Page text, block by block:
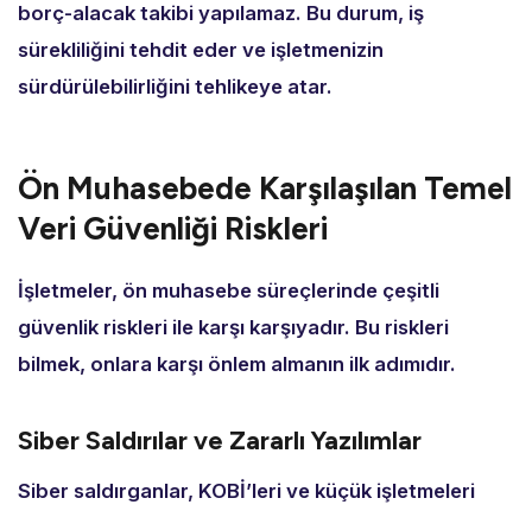
borç-alacak takibi yapılamaz. Bu durum, iş
sürekliliğini tehdit eder ve işletmenizin
sürdürülebilirliğini tehlikeye atar.
Ön Muhasebede Karşılaşılan Temel
Veri Güvenliği Riskleri
İşletmeler, ön muhasebe süreçlerinde çeşitli
güvenlik riskleri ile karşı karşıyadır. Bu riskleri
bilmek, onlara karşı önlem almanın ilk adımıdır.
Siber Saldırılar ve Zararlı Yazılımlar
Siber saldırganlar, KOBİ’leri ve küçük işletmeleri